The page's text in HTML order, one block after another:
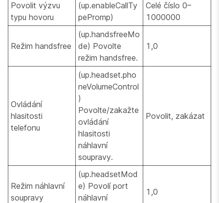
Povolit výzvu
typu hovoru
(up.enableCallTy
pePromp)
Celé číslo 0–
1000000
Režim handsfree
(up.handsfreeMo
de) Povolte
režim handsfree.
1,0
Ovládání
hlasitosti
telefonu
(up.headset.pho
neVolumeControl
)
Povolte/zakažte
ovládání
hlasitosti
náhlavní
soupravy.
Povolit, zakázat
Režim náhlavní
soupravy
(up.headsetMod
e) Povolí port
náhlavní
1,0